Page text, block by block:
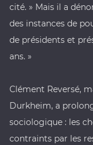
cité. » Mais il a
des instances de
de présidents et
ans. »
Clément Reversé,
Durkheim, a
sociologique : les
contraints par les